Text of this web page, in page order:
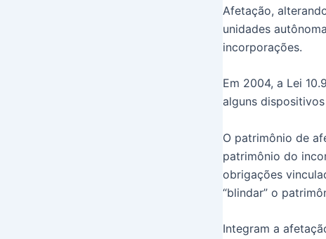
Afetação,
unidades
incorporações.
Em 2004, a Lei
alguns
O patrimônio de
patrimônio do
obrigações
“blindar” o
Integram a